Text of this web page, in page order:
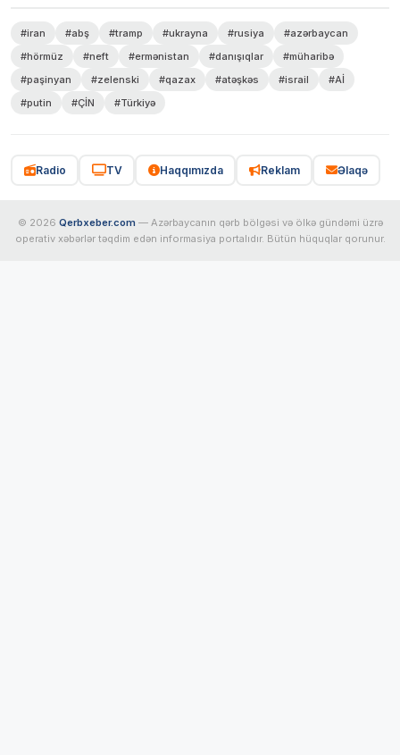
#iran #abş #tramp #ukrayna #rusiya
#azərbaycan
#hörmüz
#neft #ermənistan #danışıqlar
#müharibə
#paşinyan
#zelenski #qazax #atəşkəs #israil
#Aİ
#putin
#ÇİN #Türkiyə
Radio TV Haqqımızda Reklam Əlaqə
© 2026 Qerbxeber.com — Azərbaycanın qərb bölgəsi və ölkə gündəmi üzrə
operativ xəbərlər təqdim edən informasiya portalıdır. Bütün hüquqlar qorunur.